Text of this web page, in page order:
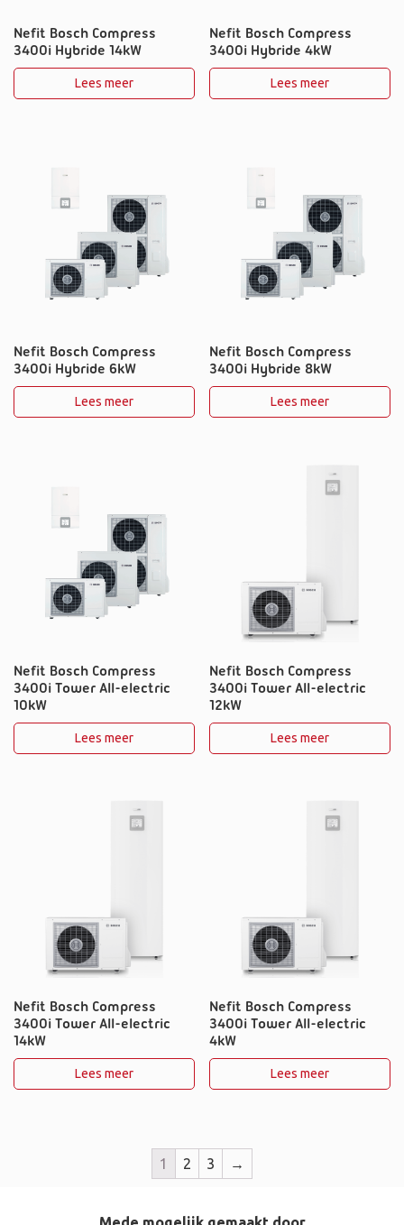
Nefit Bosch Compress
3400i Hybride 14kW
Lees meer
Nefit Bosch Compress
3400i Hybride 4kW
Lees meer
Nefit Bosch Compress
3400i Hybride 6kW
Lees meer
Nefit Bosch Compress
3400i Hybride 8kW
Lees meer
Nefit Bosch Compress
3400i Tower All-electric
10kW
Lees meer
Nefit Bosch Compress
3400i Tower All-electric
12kW
Lees meer
Nefit Bosch Compress
3400i Tower All-electric
14kW
Lees meer
Nefit Bosch Compress
3400i Tower All-electric
4kW
Lees meer
1 2 3 →